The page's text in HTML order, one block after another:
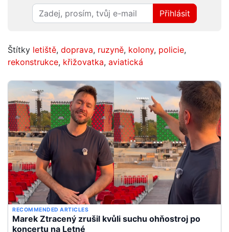
Přihlásit
Štítky letiště, doprava, ruzyně, kolony, policie,
rekonstrukce, křižovatka, aviatická